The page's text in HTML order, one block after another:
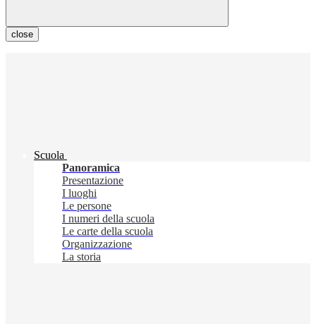
close
Scuola
Panoramica
Presentazione
I luoghi
Le persone
I numeri della scuola
Le carte della scuola
Organizzazione
La storia